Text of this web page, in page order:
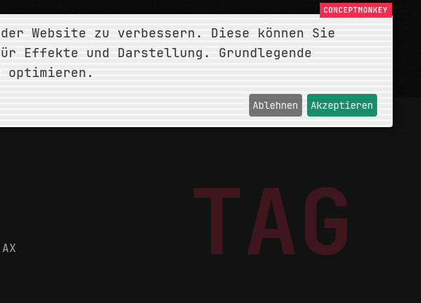
BLOG
TAG
Website zu verbessern. Diese können Sie
und Darstellung. Grundlegende
optimieren.
Ablehnen Akzeptieren